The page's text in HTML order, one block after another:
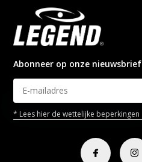
Abonneer op onze nieuwsbrief
* Lees hier de wettelijke beperkingen